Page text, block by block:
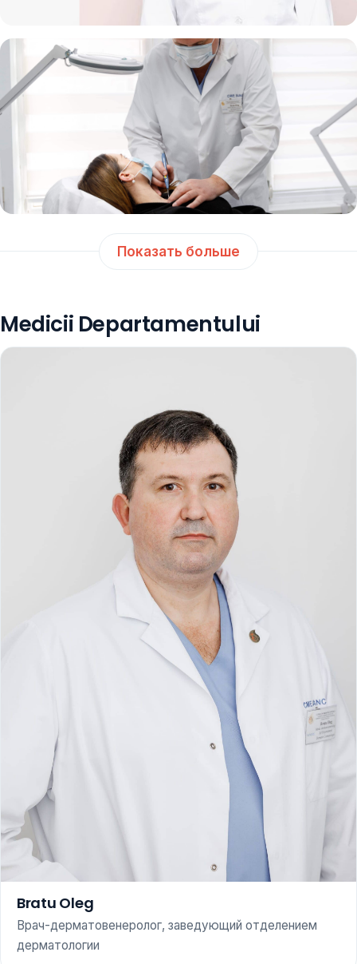
Показать больше
Medicii Departamentului
Bratu Oleg
Врач-дерматовенеролог, заведующий отделением
дерматологии